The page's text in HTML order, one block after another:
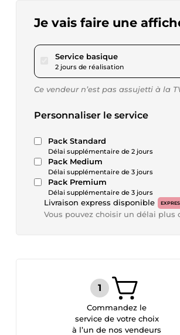
Je vais faire une
Service basiquepour 17,28 $US
2 jours de réalisation
Ce vendeur n’est pas assujetti à la
Personnaliser le service
Pack Standard
Délai supplémentaire de 2 jours
Pack Medium
Délai supplémentaire de 3 jours
Pack Premium
Délai supplémentaire de 3 jours
Livraison express disponible
Vous pouvez choisir un délai
Commandez le
service de votre choix
à l’un de nos vendeurs